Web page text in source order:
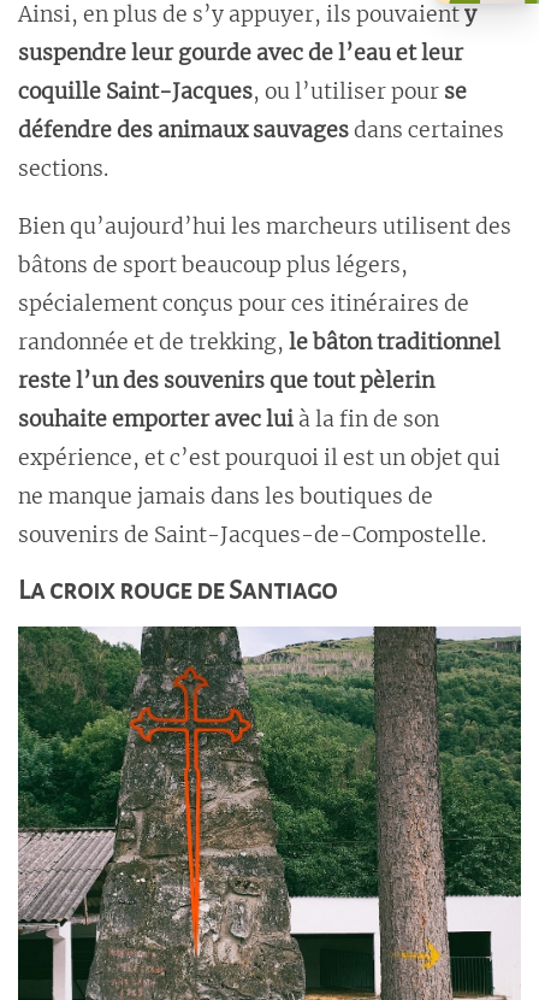
Ainsi, en plus de s’y appuyer, ils pouvaienty
suspendre leur gourde avec de l’eau et leur
coquille Saint-Jacques, ou l’utiliser pour se
défendre des animaux sauvagesdans certaines
sections.
Bien qu’aujourd’hui les marcheurs utilisent des
bâtons de sport beaucoup plus légers,
spécialement conçus pour ces itinéraires de
randonnée et de trekking, le bâton traditionnel
reste l’un des souvenirs que tout pèlerin
souhaite emporter avec lui à la fin de son
expérience, et c’est pourquoi il est un objet qui
ne manque jamais dans les boutiques de
souvenirs de Saint-Jacques-de-Compostelle.
La croix rouge de Santiago